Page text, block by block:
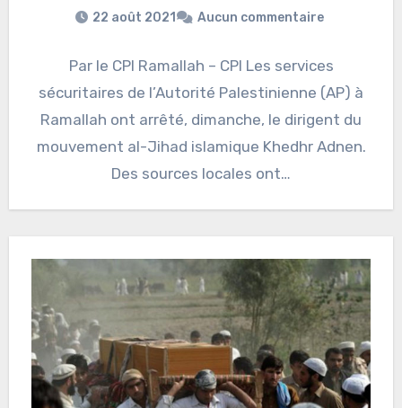
22 août 2021 Aucun commentaire
Par le CPI Ramallah – CPI Les services
sécuritaires de l’Autorité Palestinienne (AP) à
Ramallah ont arrêté, dimanche, le dirigent du
mouvement al-Jihad islamique Khedhr Adnen.
Des sources locales ont…